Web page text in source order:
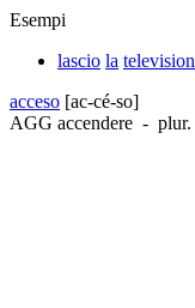
Esempi
lascio la
acceso [ac-cé-so]
AGG accendere - plur.